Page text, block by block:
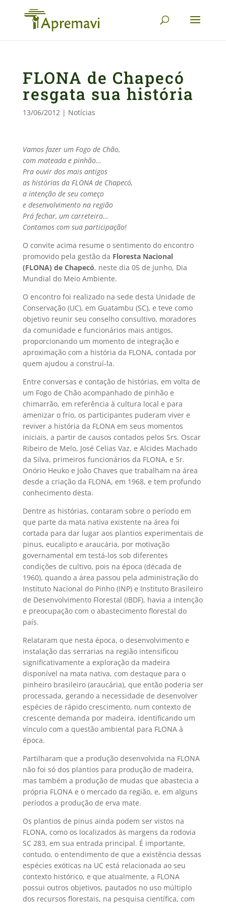
FLONA de Chapecó
resgata sua história
13/06/2012| Notícias
Vamos fazer um Fogo de Chão,
com mateada e pinhão…
Pra ouvir dos mais antigos
as histórias da FLONA de Chapecó,
a intenção de seu começo
e desenvolvimento na região
Prá fechar, um carreteiro…
Contamos com sua participação!
O convite acima resume o sentimento do encontro
promovido pela gestão da Floresta Nacional
(FLONA) de Chapecó, neste dia 05 de junho, Dia
Mundial do Meio Ambiente.
O encontro foi realizado na sede desta Unidade de
Conservação (UC), em Guatambu (SC), e teve como
objetivo reunir seu conselho consultivo, moradores
da comunidade e funcionários mais antigos,
proporcionando um momento de integração e
aproximação com a história da FLONA, contada por
quem ajudou a construí-la.
Entre conversas e contação de histórias, em volta de
um Fogo de Chão acompanhado de pinhão e
chimarrão, em referência à cultura local e para
amenizar o frio, os participantes puderam viver e
reviver a história da FLONA em seus momentos
iniciais, a partir de causos contados pelos Srs. Oscar
Ribeiro de Melo, José Celias Vaz, e Alcides Machado
da Silva, primeiros funcionários da FLONA, e Sr.
Onório Heuko e João Chaves que trabalham na área
desde a criação da FLONA, em 1968, e tem profundo
conhecimento desta.
Dentre as histórias, contaram sobre o período em
que parte da mata nativa existente na área foi
cortada para dar lugar aos plantios experimentais de
pinus, eucalipto e araucária, por motivação
governamental em testá-los sob diferentes
condições de cultivo, pois na época (década de
1960), quando a área passou pela administração do
Instituto Nacional do Pinho (INP) e Instituto Brasileiro
de Desenvolvimento Florestal (IBDF), havia a intenção
e preocupação com o abastecimento florestal do
país.
Relataram que nesta época, o desenvolvimento e
instalação das serrarias na região intensificou
significativamente a exploração da madeira
disponível na mata nativa, com destaque para o
pinheiro brasileiro (araucária), que então poderia ser
processada, gerando a necessidade de desenvolver
espécies de rápido crescimento, num contexto de
crescente demanda por madeira, identificando um
vínculo com a questão ambiental para FLONA à
época.
Partilharam que a produção desenvolvida na FLONA
não foi só dos plantios para produção de madeira,
mas também a produção de mudas que abastecia a
própria FLONA e o mercado da região, e, em alguns
períodos a produção de erva mate.
Os plantios de pinus ainda podem ser vistos na
FLONA, como os localizados às margens da rodovia
SC 283, em sua entrada principal. É importante,
contudo, o entendimento de que a existência dessas
espécies exóticas na UC está relacionada ao seu
contexto histórico, e que atualmente, a FLONA
possui outros objetivos, pautados no uso múltiplo
dos recursos florestais, na pesquisa científica, com